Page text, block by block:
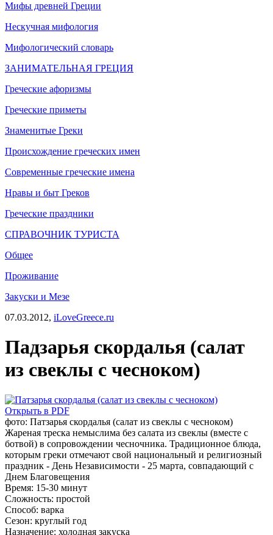
Мифы древней Греции
Нескучная мифология
Мифологический словарь
ЗАНИМАТЕЛЬНАЯ ГРЕЦИЯ
Греческие афоризмы
Греческие приметы
Знаменитые Греки
Происхождение греческих имен
Современные греческие имена
Нравы и быт Греков
Греческие праздники
СПРАВОЧНИК ТУРИСТА
Общее
Проживание
Закуски и Мезе
07.03.2012, iLoveGreece.ru
Падзарья скордалья (салат
из свеклы с чесноком)
Открыть в PDF
фото: Патзарья скордалья (салат из свеклы с чесноком)
Жареная треска немыслима без салата из свеклы (вместе с
ботвой) в сопровождении чесночника. Традиционное блюда,
которым греки отмечают свой национальный и религиозный
праздник - День Независимости - 25 марта, совпадающий с
Днем Благовещения
Время: 15-30 минут
Сложность: простой
Способ: варка
Сезон: круглый год
Назначение: холодная закуска